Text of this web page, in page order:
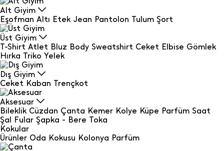
Alt Giyim
Eşofman Altı Etek Jean Pantolon Tulum Şort
Üst Giyim
T-Shirt Atlet Bluz Body Sweatshirt Ceket Elbise Gömlek
Hırka Triko Yelek
Dış Giyim
Ceket Kaban Trençkot
Aksesuar
Bileklik Cüzdan Çanta Kemer Kolye Küpe Parfüm Saat
Şal Fular Şapka - Bere Toka
Kokular
Ürünler Oda Kokusu Kolonya Parfüm